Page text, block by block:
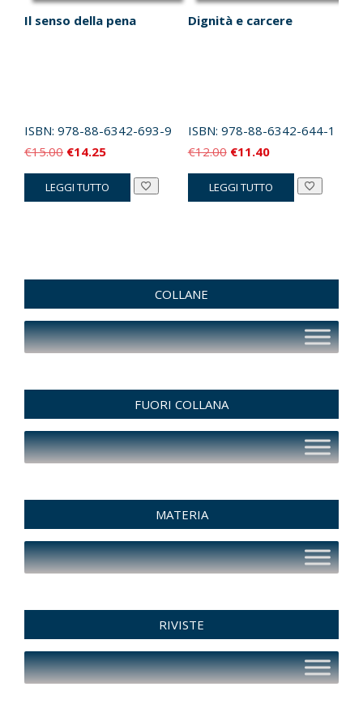
Il senso della pena
ISBN: 978-88-6342-693-9
€15.00 Il
prezzo
originale
€14.25Il
prezzo
attuale
LEGGI TUTTO
Dignità e carcere
ISBN: 978-88-6342-644-1
€12.00 Il
prezzo
originale
€11.40Il
prezzo
attuale
LEGGI TUTTO
COLLANE
FUORI COLLANA
MATERIA
RIVISTE